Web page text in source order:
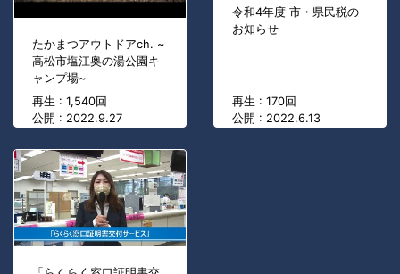
たかまつアウトドアch. ~
高松市塩江奥の湯公園キ
ャンプ場~
再生 : 1,540回
公開 : 2022.9.27
令和4年度 市・県民税の
お知らせ
再生 : 170回
公開 : 2022.6.13